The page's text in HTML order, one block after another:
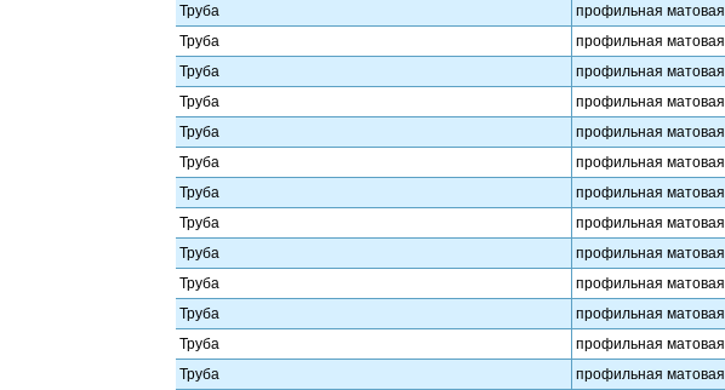
Труба
профильная матовая
Труба
профильная матовая
Труба
профильная матовая
Труба
профильная матовая
Труба
профильная матовая
Труба
профильная матовая
Труба
профильная матовая
Труба
профильная матовая
Труба
профильная матовая
Труба
профильная матовая
Труба
профильная матовая
Труба
профильная матовая
Труба
профильная матовая